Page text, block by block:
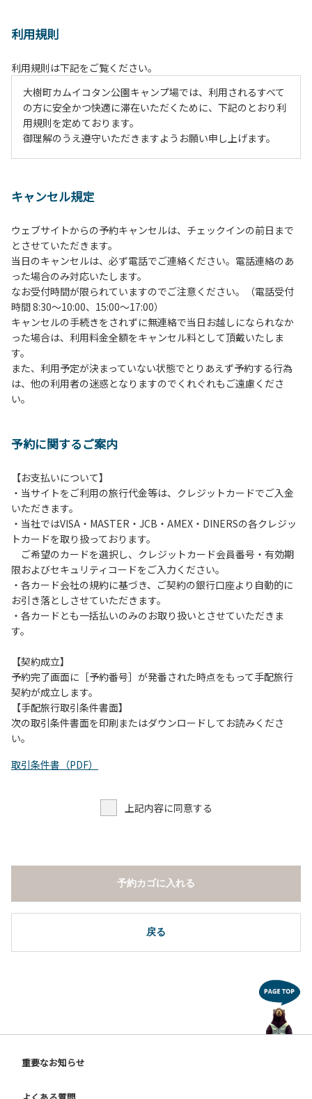
利用規則
利用規則は下記をご覧ください。
大樹町カムイコタン公園キャンプ場では、利用されるすべて
の方に安全かつ快適に滞在いただくために、下記のとおり利
用規則を定めております。
御理解のうえ遵守いただきますようお願い申し上げます。
２、中学生以下だけでの利用はできません。高校生以上の方
３、テントサイト（多目的広場を含む。）の使用は、事前に
予約いただいた方のみで、連泊の方を除き、正午からです。
基本的に、テント1張りにつき1区画の予約をお願いします。
管理棟にてチェックインの手続きを行ってください。午後3
時前にお越しの方は、午後3時になりましたら管理棟にて手
続きを行ってください。午後5時過ぎにお越しの方は、翌朝
手続きを行ってください。
４、車両は、荷物の積み下ろし時以外は、駐車場にとめてく
ださい。
５、チェックアウトは、午前10時まで（日帰り使用の場合は
午後5時まで）です。チェックインの手続きを行っていない
方や使用人数が増えた場合は、必ず手続きを行ってくださ
ら午前10時までの間にゴミステーションに出してください。
は、お持ち帰りをお願いします。
【禁止事項】
カラオケ、発電機、地面での直火による焚き火、キャンプフ
ァイヤー、打ち上げ式花火、テントサウナの設置
【注意事項】
当キャンプ場のそばを流れる歴舟川は、上流で雨が降ると短
時間で増水し、川原で遊んでいると大変危険な状態になりや
すく、過去にも増水により人が流される事故が数件起きてい
（１）川原にテントやタープを張らない。
（２）雨が降ったときは川原で遊ばない。
（３）カムイコタン公園キャンプ場で雨が降らなくても、上
流で雨が降り急に増水することがあるので、水の濁りに注意
し、濁り始めたときには直ちに川原での遊びを中止する。
（４）キャンプ場の管理者や地元住民から川についての注意
キャンセル規定
ウェブサイトからの予約キャンセルは、チェックインの前日まで
とさせていただきます。
当日のキャンセルは、必ず電話でご連絡ください。電話連絡のあ
った場合のみ対応いたします。
なお受付時間が限られていますのでご注意ください。（電話受付
時間 8:30～10:00、15:00～17:00）
キャンセルの手続きをされずに無連絡で当日お越しになられなか
った場合は、利用料金全額をキャンセル料として頂戴いたしま
す。
また、利用予定が決まっていない状態でとりあえず予約する行為
は、他の利用者の迷惑となりますのでくれぐれもご遠慮くださ
い。
予約に関するご案内
【お支払いについて】
・当サイトをご利用の旅行代金等は、クレジットカードでご入金
いただきます。
・当社ではVISA・MASTER・JCB・AMEX・DINERSの各クレジッ
トカードを取り扱っております。
ご希望のカードを選択し、クレジットカード会員番号・有効期
限およびセキュリティコードをご入力ください。
・各カード会社の規約に基づき、ご契約の銀行口座より自動的に
お引き落としさせていただきます。
・各カードとも一括払いのみのお取り扱いとさせていただきま
す。
【契約成立】
予約完了画面に［予約番号］が発番された時点をもって手配旅行
契約が成立します。
【手配旅行取引条件書面】
次の取引条件書面を印刷またはダウンロードしてお読みくださ
い。
取引条件書（PDF）
上記内容に同意する
戻る
予約カゴに入れる
重要なお知らせ